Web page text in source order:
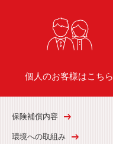
個人のお客様はこちら
保険補償内容
環境への取組み